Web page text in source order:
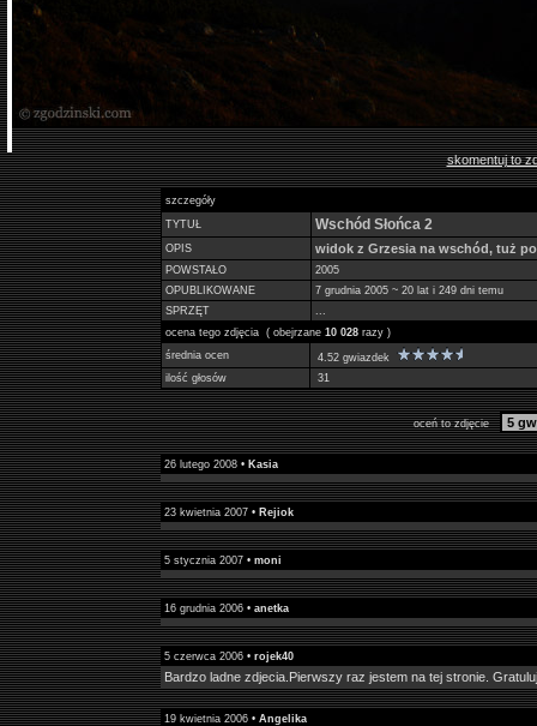
skomentuj to
szczegóły
TYTUŁ
Wschód Słońca 2
OPIS widok z Grzesia na wschód, tuż
POWSTAŁO
2005
OPUBLIKOWANE
7 grudnia 2005 ~ 20 lat i 249 dni temu
SPRZĘT
...
ocena tego zdjęcia ( obejrzane 10 028razy )
średnia ocen
4.52 gwiazdek
ilość głosów
31
oceń to zdjęcie
26 lutego 2008 • Kasia
23 kwietnia 2007 • Rejiok
5 stycznia 2007 • moni
16 grudnia 2006 • anetka
5 czerwca 2006 • rojek40
Bardzo ladne zdjecia.Pierwszy raz jestem na tej stronie.
19 kwietnia 2006 • Angelika